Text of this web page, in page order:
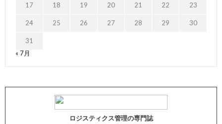
17 18 19 20 21 22 23
24 25 26 27 28 29 30
31
« 7月
ロジスティクス管理の専門誌